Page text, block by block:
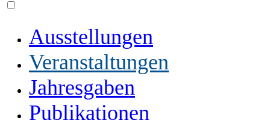
Ausstellungen
Veranstaltungen
Jahresgaben
Publikationen